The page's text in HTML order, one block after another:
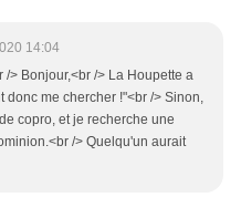
14:04
/> Bonjour,<br /> La Houpette a
donc me chercher !"<br /> Sinon,
copro, et je recherche une
/> Quelqu'un aurait